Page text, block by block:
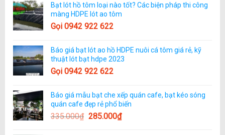
Bạt lót hồ tôm loại nào tốt? Các biện pháp thi công
màng HDPE lót ao tôm
Gọi 0942 922 622
Báo giá bạt lót ao hồ HDPE nuôi cá tôm giá rẻ, kỹ
thuật lót bạt hdpe 2023
Gọi 0942 922 622
Báo giá mẫu bạt che xếp quán cafe, bạt kéo sóng
quán cafe đẹp rẻ phổ biến
335.000₫ 285.000₫